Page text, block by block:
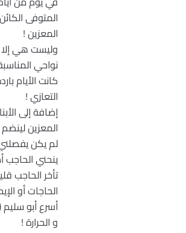
المتوفى
المعزين !
وليست هي إلا
نواحي
كانت الأيام
التعازي !
إضافة إلى
المعزين لينضم
لم يكن
ينحني
تأخر الحاجب
الحاجات أو
أسرع أبو
و الحرارة !